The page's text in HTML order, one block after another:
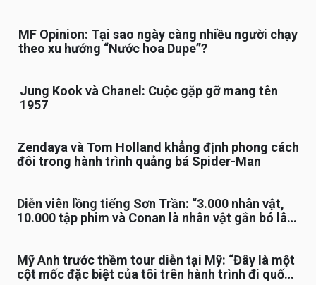
MF Opinion: Tại sao ngày càng nhiều người chạy
theo xu hướng “Nước hoa Dupe”?
Jung Kook và Chanel: Cuộc gặp gỡ mang tên
1957
Zendaya và Tom Holland khẳng định phong cách
đôi trong hành trình quảng bá Spider-Man
Diễn viên lồng tiếng Sơn Trần: “3.000 nhân vật,
10.000 tập phim và Conan là nhân vật gắn bó lâu
Mỹ Anh trước thềm tour diễn tại Mỹ: “Đây là một
cột mốc đặc biệt của tôi trên hành trình đi quốc